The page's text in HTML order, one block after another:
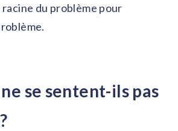
du problème pour
se sentent-ils pas